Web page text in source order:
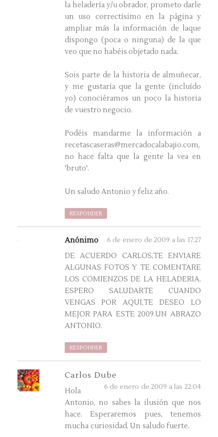
la heladería y/u obrador, prometo darle
un uso correctísimo en la página y
ampliar más la información de laque
dispongo (poca o ninguna) de la que
veo que no habéis objetado nada.
Sois parte de la historia de almuñecar,
y me gustaría que la gente (incluído
yo) conociéramos un poco la historia
de vuestro negocio.
Podéis mandarme la información a
recetascaseras@mercadocalabajio.com,
no hace falta que la gente la vea en
'bruto'.
Un saludo Antonio y feliz año.
RESPONDER
Anónimo 6 de enero de 2009 a las 17:27
DE ACUERDO CARLOS,TE ENVIARE
ALGUNAS FOTOS Y TE COMENTARE
LOS COMIENZOS DE LA HELADERIA.
ESPERO SALUDARTE CUANDO
VENGAS POR AQUI,TE DESEO LO
MEJOR PARA ESTE 2009.UN ABRAZO
ANTONIO.
RESPONDER
Carlos Dube
6 de enero de 2009 a las 22:04
Hola
Antonio, no sabes la ilusión que nos
hace. Esperaremos pues, tenemos
mucha curiosidad. Un saludo fuerte.